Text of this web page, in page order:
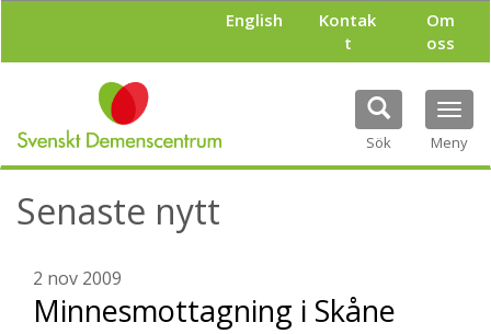
l
English
Kontak
t
Om
oss
Sök Meny
Senaste nytt
2 nov 2009
Minnesmottagning i Skåne